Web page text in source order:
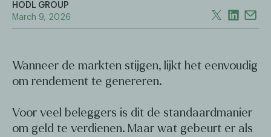
HODL GROUP
March 9, 2026
Wanneer de markten stijgen, lijkt het eenvoudig
om rendement te genereren.
Voor veel beleggers is dit de standaardmanier
om geld te verdienen. Maar wat gebeurt er als